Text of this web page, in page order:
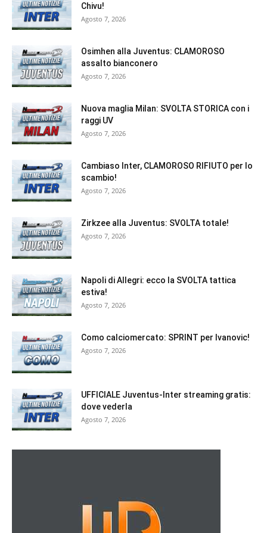
Chivu!
Agosto 7, 2026
Osimhen alla Juventus: CLAMOROSO
assalto bianconero
Agosto 7, 2026
Nuova maglia Milan: SVOLTA STORICA con i
raggi UV
Agosto 7, 2026
Cambiaso Inter, CLAMOROSO RIFIUTO per lo
scambio!
Agosto 7, 2026
Zirkzee alla Juventus: SVOLTA totale!
Agosto 7, 2026
Napoli di Allegri: ecco la SVOLTA tattica
estiva!
Agosto 7, 2026
Como calciomercato: SPRINT per Ivanovic!
Agosto 7, 2026
UFFICIALE Juventus-Inter streaming gratis:
dove vederla
Agosto 7, 2026